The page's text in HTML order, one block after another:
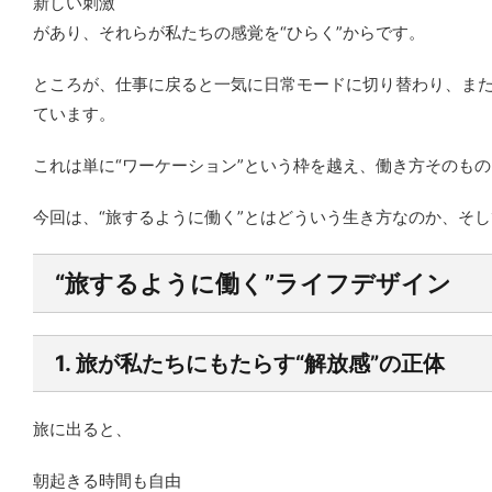
があり、それらが私たちの感覚を“ひらく”からです。
ところが、仕事に戻ると一気に日常モードに切り替わり、
ています。
これは単に“ワーケーション”という枠を越え、働き方そのも
今回は、“旅するように働く”とはどういう生き方なのか、そ
“旅するように働く”ライフデザイン
1. 旅が私たちにもたらす“解放感”の正体
旅に出ると、
朝起きる時間も自由